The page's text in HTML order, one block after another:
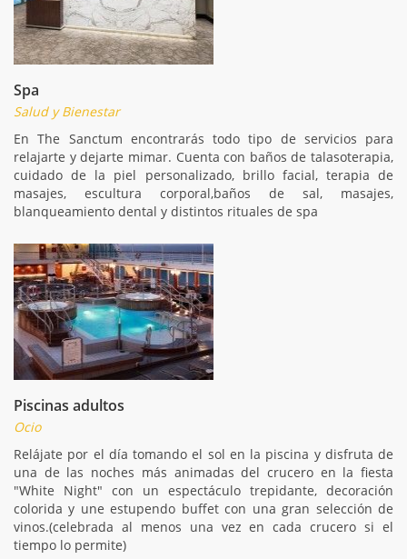
Spa
Salud y Bienestar
En The Sanctum encontrarás todo tipo de servicios para
relajarte y dejarte mimar. Cuenta con baños de talasoterapia,
cuidado de la piel personalizado, brillo facial, terapia de
masajes, escultura corporal,baños de sal, masajes,
blanqueamiento dental y distintos rituales de spa
Piscinas adultos
Ocio
Relájate por el día tomando el sol en la piscina y disfruta de
una de las noches más animadas del crucero en la fiesta
"White Night" con un espectáculo trepidante, decoración
colorida y une estupendo buffet con una gran selección de
vinos.(celebrada al menos una vez en cada crucero si el
tiempo lo permite)